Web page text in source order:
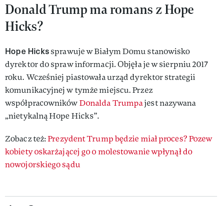
Donald Trump ma romans z Hope
Hicks?
Hope Hickssprawuje w Białym Domu stanowisko
dyrektor do spraw informacji. Objęła je w sierpniu 2017
roku. Wcześniej piastowała urząd dyrektor strategii
komunikacyjnej w tymże miejscu. Przez
współpracownikówDonalda Trumpajest nazywana
„nietykalną Hope Hicks”.
Zobacz też:Prezydent Trump będzie miał proces? Pozew
kobiety oskarżającej go o molestowanie wpłynął do
nowojorskiego sądu